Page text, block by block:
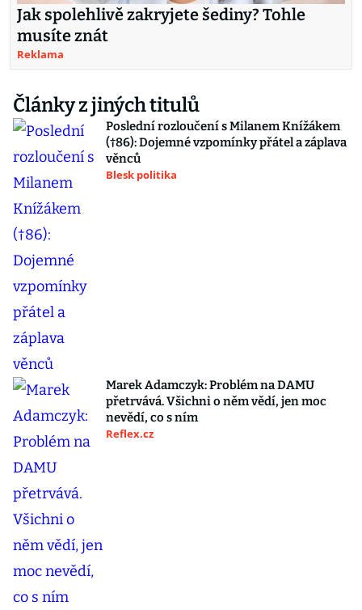
Jak spolehlivě zakryjete šediny? Tohle
musíte znát
Reklama
Články z jiných titulů
Poslední rozloučení s Milanem Knížákem
(†86): Dojemné vzpomínky přátel a záplava
věnců
Blesk politika
Marek Adamczyk: Problém na DAMU
přetrvává. Všichni o něm vědí, jen moc
nevědí, co s ním
Reflex.cz